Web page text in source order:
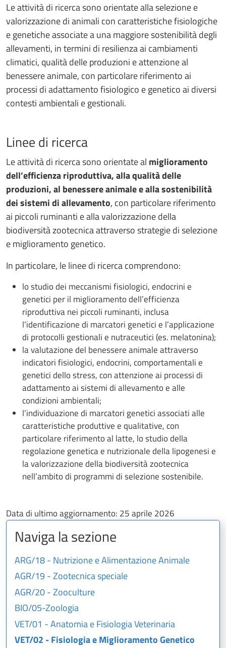
Le attività di ricerca sono orientate alla selezione e
valorizzazione di animali con caratteristiche fisiologiche
e genetiche associate a una maggiore sostenibilità degli
allevamenti, in termini di resilienza ai cambiamenti
climatici, qualità delle produzioni e attenzione al
benessere animale, con particolare riferimento ai
processi di adattamento fisiologico e genetico ai diversi
contesti ambientali e gestionali.
Linee di ricerca
Le attività di ricerca sono orientate al miglioramento
dell’efficienza riproduttiva, alla qualità delle
produzioni, al benessere animale e alla sostenibilità
dei sistemi di allevamento, con particolare riferimento
ai piccoli ruminanti e alla valorizzazione della
biodiversità zootecnica attraverso strategie di selezione
e miglioramento genetico.
In particolare, le linee di ricerca comprendono:
lo studio dei meccanismi fisiologici, endocrini e
genetici per il miglioramento dell’efficienza
riproduttiva nei piccoli ruminanti, inclusa
l’identificazione di marcatori genetici e l’applicazione
di protocolli gestionali e nutraceutici (es. melatonina);
la valutazione del benessere animale attraverso
indicatori fisiologici, endocrini, comportamentali e
genetici dello stress, con attenzione ai processi di
adattamento ai sistemi di allevamento e alle
condizioni ambientali;
l’individuazione di marcatori genetici associati alle
caratteristiche produttive e qualitative, con
particolare riferimento al latte, lo studio della
regolazione genetica e nutrizionale della lipogenesi e
la valorizzazione della biodiversità zootecnica
nell’ambito di programmi di selezione sostenibile.
Data di ultimo aggiornamento: 25 aprile 2026
Naviga la sezione
ARG/18 - Nutrizione e Alimentazione Animale
AGR/19 - Zootecnica speciale
AGR/20 - Zooculture
BIO/05-Zoologia
VET/01 - Anatomia e Fisiologia Veterinaria
VET/02 - Fisiologia e Miglioramento Genetico